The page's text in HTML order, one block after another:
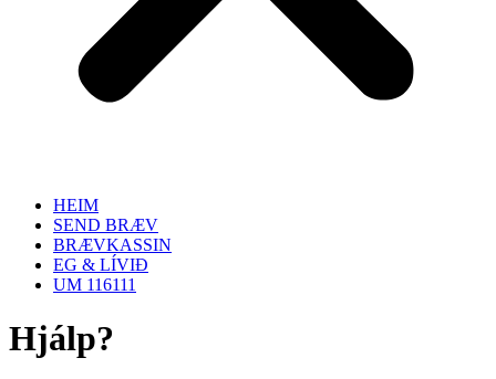
HEIM
SEND BRÆV
BRÆVKASSIN
EG & LÍVIÐ
UM 116111
Hjálp?